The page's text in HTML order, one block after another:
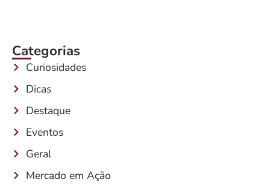
Categorias
Curiosidades
Dicas
Destaque
Eventos
Geral
Mercado em Ação